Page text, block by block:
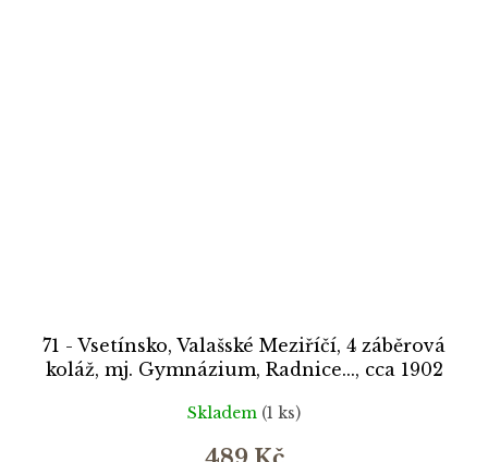
71 - Vsetínsko, Valašské Meziříčí, 4 záběrová
koláž, mj. Gymnázium, Radnice..., cca 1902
Skladem (1 ks)